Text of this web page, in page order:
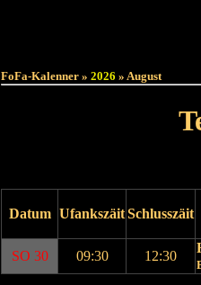
FoFa-Kalenner » 2026 » August
Datum UfankszäitSchlusszäit
SO 30 09:30 12:30